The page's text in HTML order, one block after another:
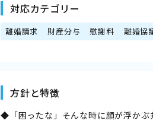
対応カテゴリー
離婚請求 財産分与 慰謝料 離婚協
方針と特徴
◆「困ったな」そんな時に顔が浮かぶ